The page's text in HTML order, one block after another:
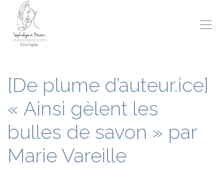
[De plume d’auteur.ice]
« Ainsi gèlent les
bulles de savon » par
Marie Vareille